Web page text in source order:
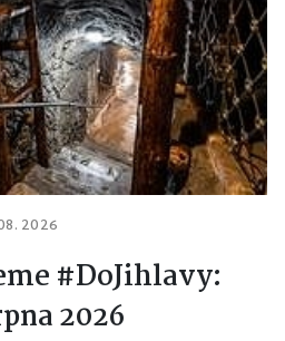
2026
#DoJihlavy:
2026